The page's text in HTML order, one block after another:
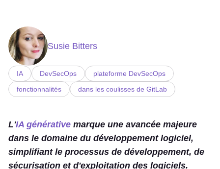
Susie Bitters
IA DevSecOps
plateforme DevSecOps
fonctionnalités
dans les coulisses de GitLab
L'IA générative marque une avancée majeure
dans le domaine du développement logiciel,
simplifiant le processus de développement, de
sécurisation et d'exploitation des logiciels.